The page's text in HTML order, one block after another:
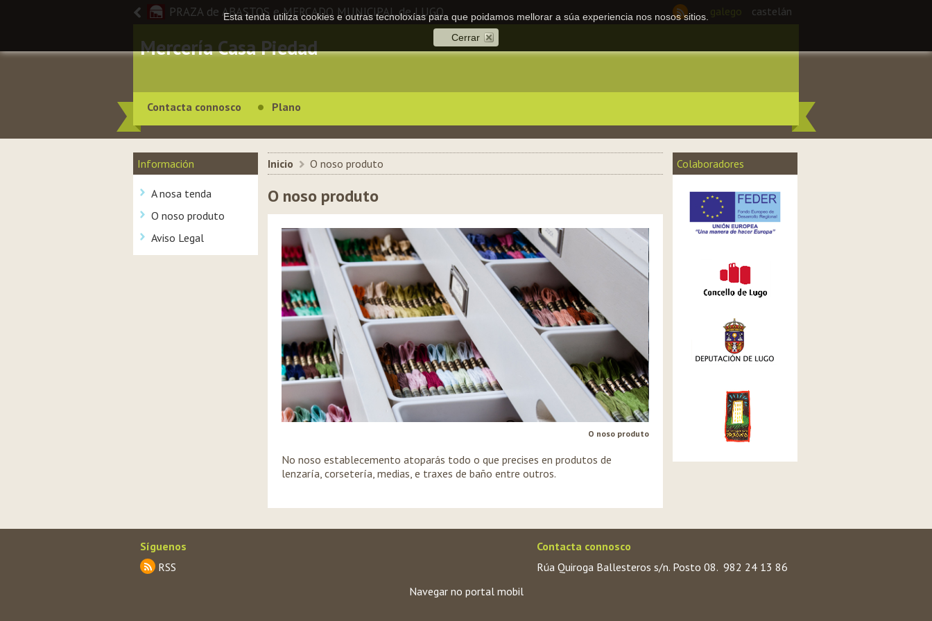
PRAZA de ABASTOS e MERCADO MUNICIPAL de LUGO
Mercería Casa Piedad
galego castelán
Contacta connosco Plano
Información
A nosa tenda
O noso produto
Aviso Legal
Inicio > O noso produto
O noso produto
O noso produto
No noso establecemento atoparás todo o que precises en produtos de
lenzaría, corsetería, medias, e traxes de baño entre outros.
Colaboradores
Esta tenda utiliza cookies e outras tecnoloxías para que poidamos mellorar a súa experiencia nos nosos sitios.
Cerrar
Contacta connosco
Rúa Quiroga Ballesteros s/n. Posto 08. 982 24 13 86
Síguenos
RSS
Navegar no portal mobil